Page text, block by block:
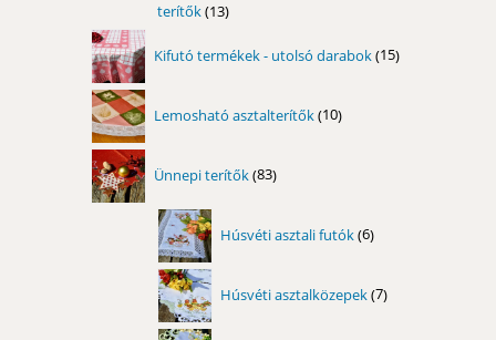
terítők 1313
Kifutó termékek - utolsó darabok 15
termék
Lemosható asztalterítők 10
termék
Ünnepi terítők 83
termék
Húsvéti asztali futók 6
termék
Húsvéti asztalközepek 7
termék